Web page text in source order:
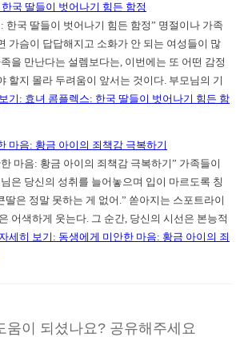
국 딸들이 벗어나기 힘든 함정
한국 딸들이 벗어나기 힘든 함정” 명절이나 가족
가슴이 답답해지고 소화가 안 되는 여성들이 많
을 만난다는 설렘보다는, 이번에는 또 어떤 감정
할지 몰라 두려움이 앞서는 것이다. 부모님의 기
기 : 효녀 콤플렉스: 한국 딸들이 벗어나기 힘든 함
마음: 황금 아이의 죄책감 극복하기
마음: 황금 아이의 죄책감 극복하기” 가족들이
은 당신의 성취를 늘어놓으며 입이 마르도록 칭
딸은 정말 못하는 게 없어.” 쏟아지는 스포트라이
어색하게 웃는다. 그 순간, 당신의 시선은 본능적
세히 보기 : 동생에게 미안한 마음: 황금 아이의 죄
움이 되셨나요? 공유해주세요